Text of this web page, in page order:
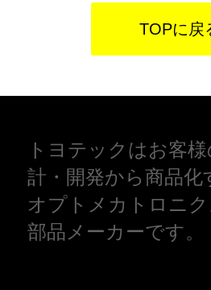
TOPに戻
トヨテックはお客
計・開発から商品化
オプトメカトロニ
部品メーカーです。